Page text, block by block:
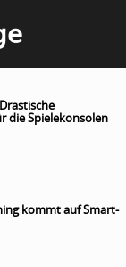
die Spielekonsolen
kommt auf Smart-